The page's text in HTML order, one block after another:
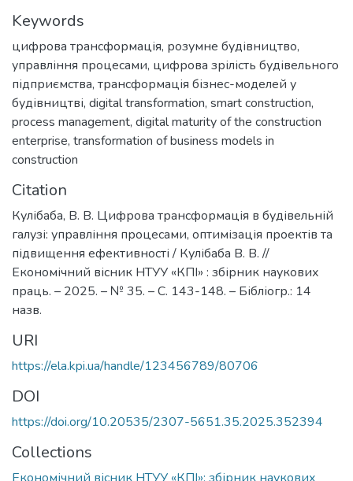
Keywords
цифрова трансформація, розумне будівництво,
управління процесами, цифрова зрілість будівельного
підприємства, трансформація бізнес-моделей у
будівництві, digital transformation, smart construction,
process management, digital maturity of the construction
enterprise, transformation of business models in
construction
Citation
Кулібаба, В. В. Цифрова трансформація в будівельній
галузі: управління процесами, оптимізація проектів та
підвищення ефективності / Кулібаба В. В. //
Економічний вісник НТУУ «КПІ» : збірник наукових
праць. – 2025. – № 35. – C. 143-148. – Бібліогр.: 14
назв.
URI
https://ela.kpi.ua/handle/123456789/80706
DOI
https://doi.org/10.20535/2307-5651.35.2025.352394
Collections